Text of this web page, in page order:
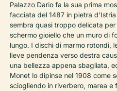
Palazzo Dario fa la sua prima
facciata del 1487 in pietra
sembra quasi troppo delicata
schermo gioiello che un muro di
lungo. I dischi di marmo rotondi,
lieve pendenza verso destra
una bellezza appena sbagliata,
Monet lo dipinse nel 1908 come
sciogliendo in riverbero, marea e